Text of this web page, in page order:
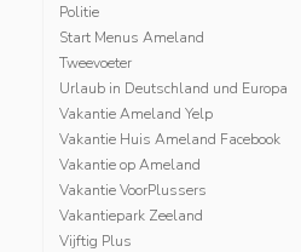
Politie
Start Menus Ameland
Tweevoeter
Urlaub in Deutschland und Europa
Vakantie Ameland Yelp
Vakantie Huis Ameland Facebook
Vakantie op Ameland
Vakantie VoorPlussers
Vakantiepark Zeeland
Vijftig Plus